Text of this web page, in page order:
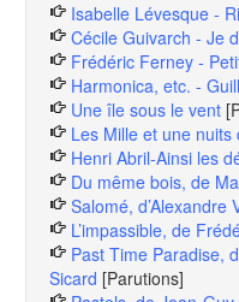
Isabelle Lévesque -
Cécile Guivarch - Je
Frédéric Ferney -
Harmonica, etc. -
Une île sous le vent
Les Mille et une nuits
Henri Abril-Ainsi les
Du même bois, de
Salomé, d’Alexandre
L’impassible, de
Past Time Paradise,
Sicard [Parutions]